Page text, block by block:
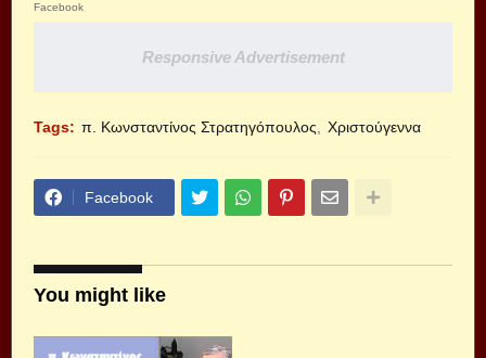
Facebook
Responsive Advertisement
Tags: π. Κωνσταντίνος Στρατηγόπουλος Χριστούγεννα
Facebook
You might like